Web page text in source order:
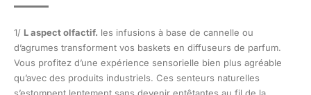
1/ L aspect olfactif. les infusions à base de cannelle ou
d’agrumes transforment vos baskets en diffuseurs de parfum.
Vous profitez d’une expérience sensorielle bien plus agréable
qu’avec des produits industriels. Ces senteurs naturelles